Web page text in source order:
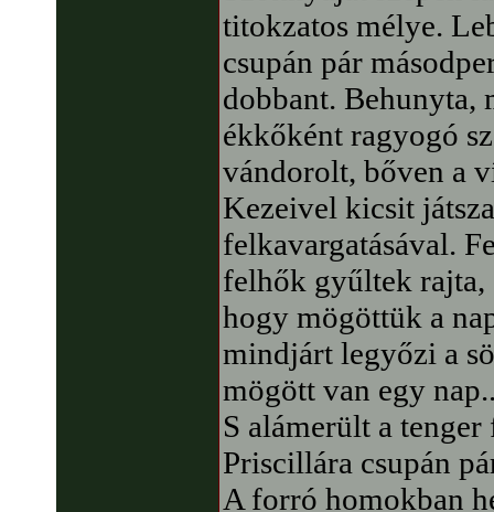
titokzatos mélye.
csupán pár
dobbant.
ékkőként ragyogó
vándorolt, bőven a
Kezeivel kicsit
felkavargatásával.
felhők gyűltek rajta,
hogy mögöttük a
mindjárt legyőzi a
mögött van egy
S alámerült a tenger
Priscillára csupán
A forró homokban